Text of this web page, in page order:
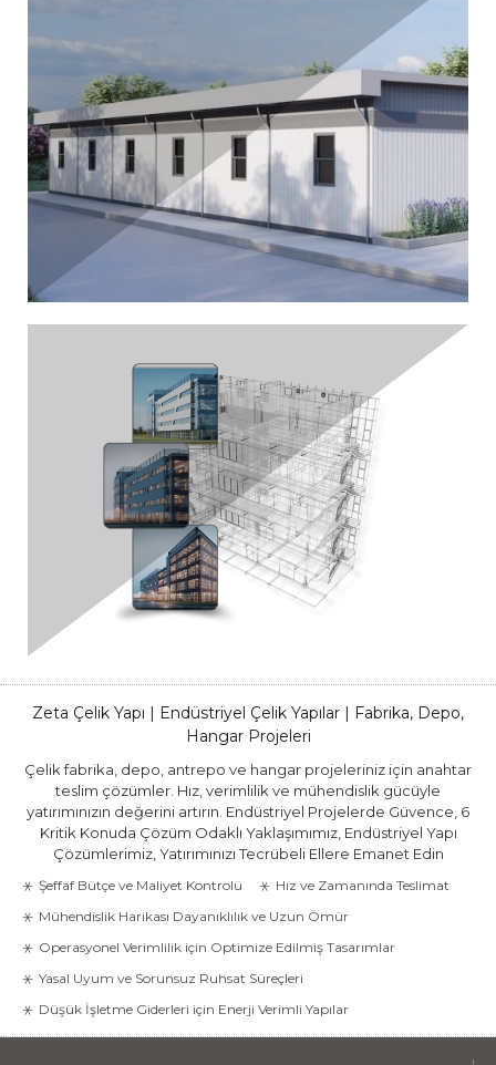
Zeta Çelik Yapı | Endüstriyel Çelik Yapılar | Fabrika, Depo,
Hangar Projeleri
Çelik fabrika, depo, antrepo ve hangar projeleriniz için anahtar
teslim çözümler. Hız, verimlilik ve mühendislik gücüyle
yatırımınızın değerini artırın. Endüstriyel Projelerde Güvence, 6
Kritik Konuda Çözüm Odaklı Yaklaşımımız, Endüstriyel Yapı
Çözümlerimiz, Yatırımınızı Tecrübeli Ellere Emanet Edin
Şeffaf Bütçe ve Maliyet Kontrolü
Hız ve Zamanında Teslimat
Mühendislik Harikası Dayanıklılık ve Uzun Ömür
Operasyonel Verimlilik için Optimize Edilmiş Tasarımlar
Yasal Uyum ve Sorunsuz Ruhsat Süreçleri
Düşük İşletme Giderleri için Enerji Verimli Yapılar